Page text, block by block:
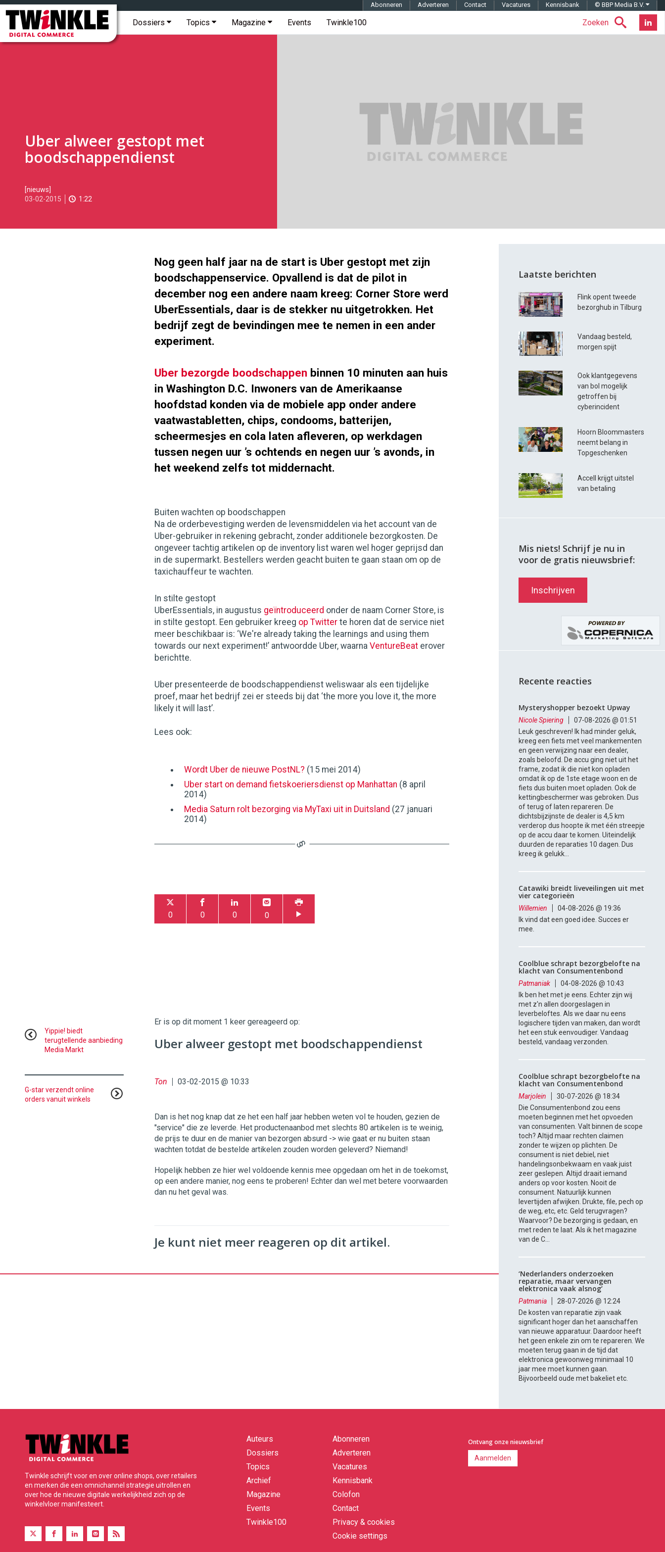
Twinkle
Digital
Commerce
Hoofdmenu Zoeken
Dossiers Topics Magazine Events Twinkle100
Topmenu Abonneren Adverteren Contact Vacatures Kennisbank © BBP Media B.V.
Uber alweer gestopt met
boodschappendienst
2015-
02-
05-
[nieuws]
03-02-2015
1:22
Nog geen half jaar na de start is Uber gestopt met zijn
boodschappenservice. Opvallend is dat de pilot in
december nog een andere naam kreeg: Corner Store werd
UberEssentials, daar is de stekker nu uitgetrokken. Het
bedrijf zegt de bevindingen mee te nemen in een ander
experiment.
Uber bezorgde boodschappen binnen 10 minuten aan huis
in Washington D.C. Inwoners van de Amerikaanse
hoofdstad konden via de mobiele app onder andere
vaatwastabletten, chips, condooms, batterijen,
scheermesjes en cola laten afleveren, op werkdagen
tussen negen uur ’s ochtends en negen uur ’s avonds, in
het weekend zelfs tot middernacht.
Buiten wachten op boodschappen
Na de orderbevestiging werden de levensmiddelen via het account van de
Uber-gebruiker in rekening gebracht, zonder additionele bezorgkosten. De
ongeveer tachtig artikelen op de inventory list waren wel hoger geprijsd dan
in de supermarkt. Bestellers werden geacht buiten te gaan staan om op de
taxichauffeur te wachten.
In stilte gestopt
UberEssentials, in augustus geïntroduceerd onder de naam Corner Store, is
in stilte gestopt. Een gebruiker kreeg op Twitter te horen dat de service niet
meer beschikbaar is: ‘We're already taking the learnings and using them
towards our next experiment!’ antwoordde Uber, waarna VentureBeat erover
berichtte.
Uber presenteerde de boodschappendienst weliswaar als een tijdelijke
proef, maar het bedrijf zei er steeds bij dat ‘the more you love it, the more
likely it will last’.
Lees ook:
Wordt Uber de nieuwe PostNL? (15 mei 2014)
Uber start on demand fietskoeriersdienst op Manhattan (8 april
2014)
Media Saturn rolt bezorging via MyTaxi uit in Duitsland (27 januari
2014)
0 0 0 0
Digital
96 54
Er is op dit moment 1 keer gereageerd op:
Uber alweer gestopt met boodschappendienst
Ton 03-02-2015 @ 10:33
Dan is het nog knap dat ze het een half jaar hebben weten vol te houden, gezien de
"service" die ze leverde. Het productenaanbod met slechts 80 artikelen is te weinig,
de prijs te duur en de manier van bezorgen absurd -> wie gaat er nu buiten staan
wachten totdat de bestelde artikelen zouden worden geleverd? Niemand!
Hopelijk hebben ze hier wel voldoende kennis mee opgedaan om het in de toekomst,
op een andere manier, nog eens te proberen! Echter dan wel met betere voorwaarden
dan nu het geval was.
Je kunt niet meer reageren op dit artikel.
Yippie! biedt
terugtellende aanbieding
Media Markt
G-star verzendt online
orders vanuit winkels
Laatste berichten
Flink opent tweede
bezorghub in Tilburg
Vandaag besteld,
morgen spijt
Ook klantgegevens
van bol mogelijk
getroffen bij
cyberincident
Hoorn Bloommasters
neemt belang in
Topgeschenken
Accell krijgt uitstel
van betaling
Mis niets! Schrijf je nu in
voor de gratis nieuwsbrief:
Inschrijven
Recente reacties
Mysteryshopper bezoekt Upway
Nicole Spiering
07-08-2026 @ 01:51
Leuk geschreven! Ik had minder geluk,
kreeg een fiets met veel mankementen
en geen verwijzing naar een dealer,
zoals beloofd. De accu ging niet uit het
frame, zodat ik die niet kon opladen
omdat ik op de 1ste etage woon en de
fiets dus buiten moet opladen. Ook de
kettingbeschermer was gebroken. Dus
of terug of laten repareren. De
dichtsbijzijnste de dealer is 4,5 km
verderop dus hoopte ik met één streepje
op de accu daar te komen. Uiteindelijk
duurden de reparaties 10 dagen. Dus
kreeg ik gelukk...
Catawiki breidt liveveilingen uit met
vier categorieën
Willemien
04-08-2026 @ 19:36
Ik vind dat een goed idee. Succes er
mee.
Coolblue schrapt bezorgbelofte na
klacht van Consumentenbond
Patmaniak
04-08-2026 @ 10:43
Ik ben het met je eens. Echter zijn wij
met z'n allen doorgeslagen in
leverbeloftes. Als we daar nu eens
logischere tijden van maken, dan wordt
het een stuk eenvoudiger. Vandaag
besteld, vandaag verzonden.
Coolblue schrapt bezorgbelofte na
klacht van Consumentenbond
Marjolein
30-07-2026 @ 18:34
Die Consumentenbond zou eens
moeten beginnen met het opvoeden
van consumenten. Valt binnen de scope
toch? Altijd maar rechten claimen
zonder te wijzen op plichten. De
consument is niet debiel, niet
handelingsonbekwaam en vaak juist
zeer geslepen. Altijd draait iemand
anders op voor kosten. Nooit de
consument. Natuurlijk kunnen
levertijden afwijken. Drukte, file, pech op
de weg, etc, etc. Geld terugvragen?
Waarvoor? De bezorging is gedaan, en
met reden te laat. Als ik het magazine
van de C...
‘Nederlanders onderzoeken
reparatie, maar vervangen
elektronica vaak alsnog’
Patmania
28-07-2026 @ 12:24
De kosten van reparatie zijn vaak
significant hoger dan het aanschaffen
van nieuwe apparatuur. Daardoor heeft
het geen enkele zin om te repareren. We
moeten terug gaan in de tijd dat
elektronica gewoonweg minimaal 10
jaar mee moet kunnen gaan.
Bijvoorbeeld oude met bakeliet etc.
Twinkle schrijft voor en over online shops, over retailers
en merken die een omnichannel strategie uitrollen en
over hoe de nieuwe digitale werkelijkheid zich op de
winkelvloer manifesteert.
Quick
links
Auteurs
Dossiers
Topics
Archief
Magazine
Events
Twinkle100
Abonneren
Adverteren
Vacatures
Kennisbank
Colofon
Contact
Privacy & cookies
Cookie settings
Ontvang onze nieuwsbrief
Aanmelden